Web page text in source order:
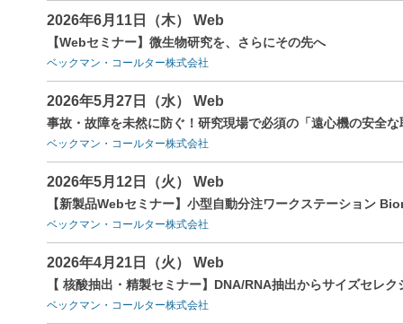
2026年6月11日（木） Web
【Webセミナー】微生物研究を、さらにその先へ
ベックマン・コールター株式会社
2026年5月27日（水） Web
事故・故障を未然に防ぐ！研究現場で必須の 「遠心機の安全
ベックマン・コールター株式会社
2026年5月12日（火） Web
【新製品Webセミナー】小型自動分注ワークステーション
ベックマン・コールター株式会社
2026年4月21日（火） Web
【 核酸抽出・精製セミナー】DNA/RNA抽出からサイズセレ
ベックマン・コールター株式会社